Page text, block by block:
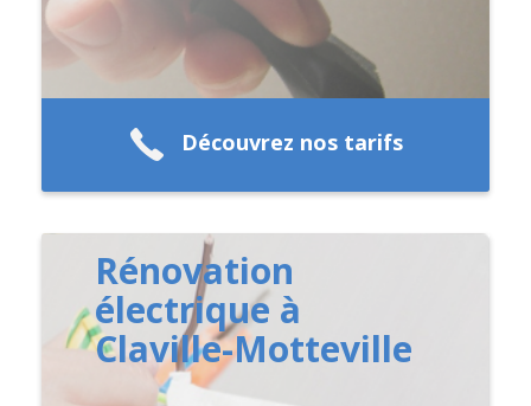
Découvrez nos tarifs
Rénovation
électrique à
Claville-Motteville